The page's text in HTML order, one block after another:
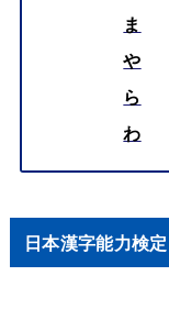
ま
や
ら
わ
日本漢字能力検定